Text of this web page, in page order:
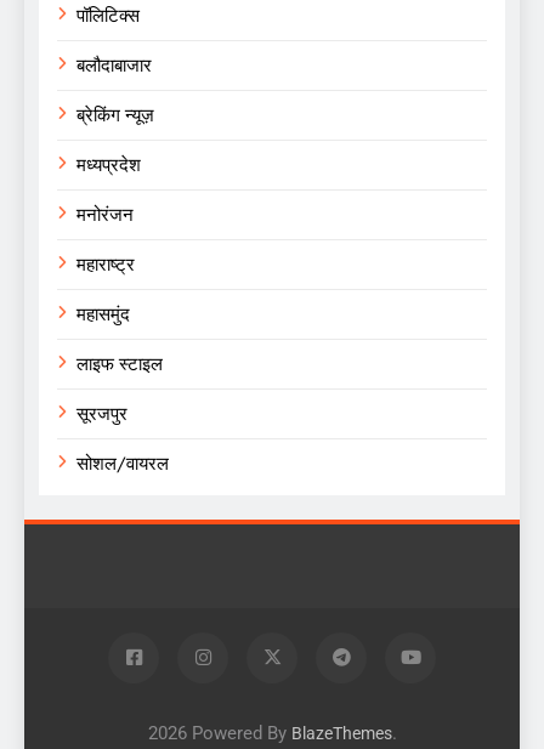
पॉलिटिक्स
बलौदाबाजार
ब्रेकिंग न्यूज़
मध्यप्रदेश
मनोरंजन
महाराष्ट्र
महासमुंद
लाइफ स्टाइल
सूरजपुर
सोशल/वायरल
2026 Powered By BlazeThemes.